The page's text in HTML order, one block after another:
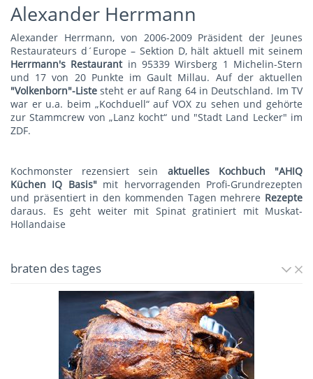
Alexander Herrmann
Alexander Herrmann, von 2006-2009 Präsident der Jeunes
Restaurateurs d´Europe – Sektion D, hält aktuell mit seinem
Herrmann's Restaurant in 95339 Wirsberg 1 Michelin-Stern
und 17 von 20 Punkte im Gault Millau. Auf der aktuellen
"Volkenborn"-Liste steht er auf Rang 64 in Deutschland. Im TV
war er u.a. beim „Kochduell“ auf VOX zu sehen und gehörte
zur Stammcrew von „Lanz kocht“ und "Stadt Land Lecker" im
ZDF.
Kochmonster rezensiert sein aktuelles Kochbuch "AHIQ
Küchen IQ Basis" mit hervorragenden Profi-Grundrezepten
und präsentiert in den kommenden Tagen mehrere Rezepte
daraus. Es geht weiter mit Spinat gratiniert mit Muskat-
Hollandaise
braten des tages